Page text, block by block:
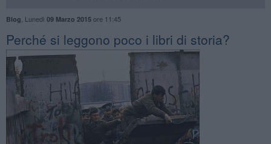
Blog Lunedì 09 Marzo 2015ore 11:45
​Perché si leggono poco i libri di storia?